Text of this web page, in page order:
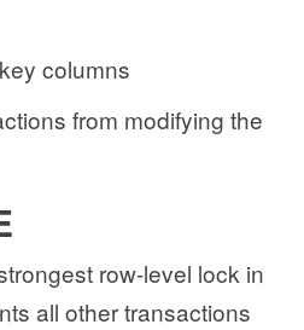
columns
from modifying the
row-level lock in
all other transactions